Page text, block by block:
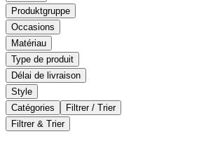
Produktgruppe
Occasions
Matériau
Type de produit
Délai de livraison
Style
Catégories
Filtrer / Trier
Filtrer & Trier